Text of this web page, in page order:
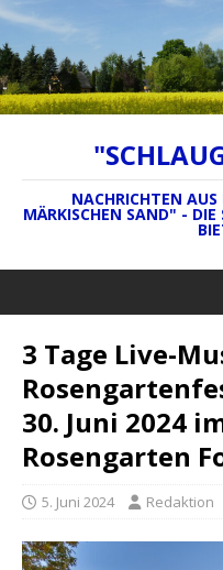
NACHRICHTEN AUS
MÄRKISCHEN SAND" -
3 Tage Live-
30. Juni 2024
Rosengarten
5. Juni 2024 Redaktion